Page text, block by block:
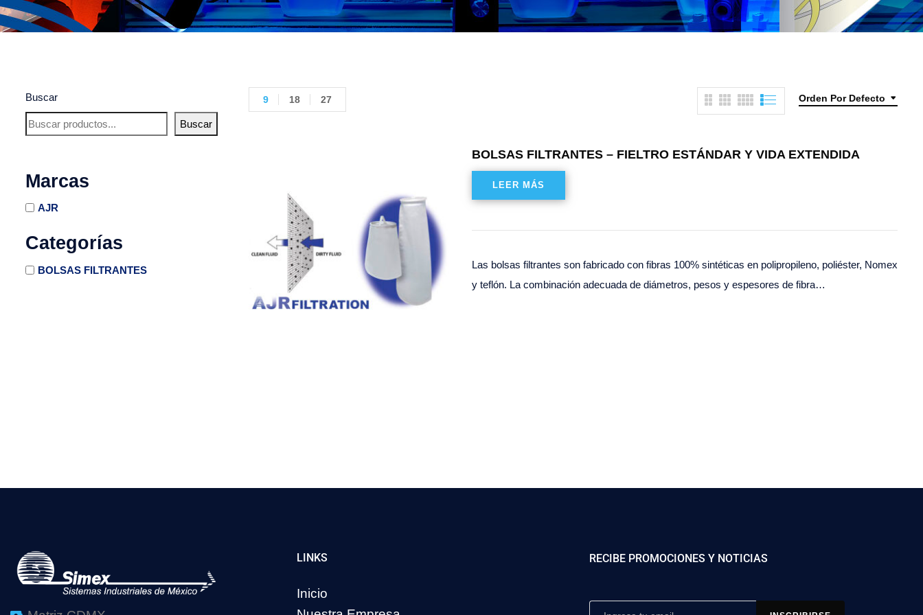
Buscar
Buscar
Marcas
AJR
Categorías
BOLSAS FILTRANTES
Orden Por Defecto
9 18 27
BOLSAS FILTRANTES – FIELTRO ESTÁNDAR Y VIDA EXTENDIDA
LEER MÁS
Las bolsas filtrantes son fabricado con fibras 100% sintéticas en polipropileno, poliéster, Nomex
y teflón. La combinación adecuada de diámetros, pesos y espesores de fibra…
LINKS
Inicio
RECIBE PROMOCIONES Y NOTICIAS